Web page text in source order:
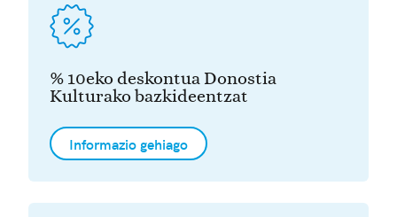
% 10eko deskontua Donostia
Kulturako bazkideentzat
Informazio gehiago